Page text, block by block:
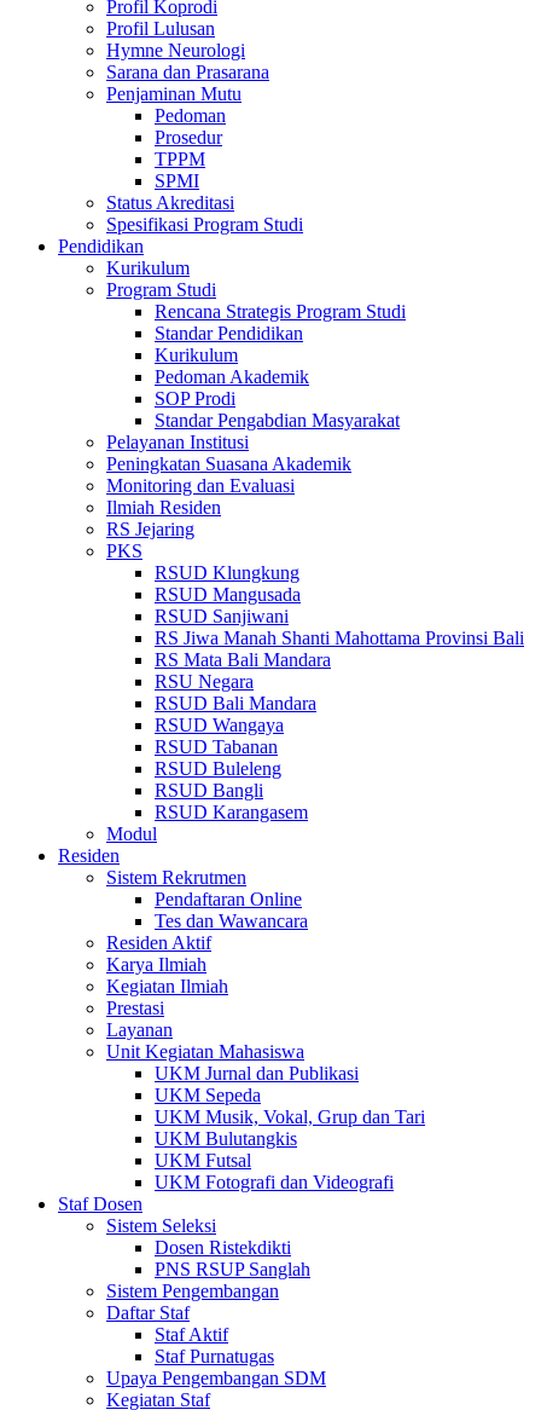
Profil Koprodi
Profil Lulusan
Hymne Neurologi
Sarana dan Prasarana
Penjaminan Mutu
Pedoman
Prosedur
TPPM
SPMI
Status Akreditasi
Spesifikasi Program Studi
Pendidikan
Kurikulum
Program Studi
Rencana Strategis Program Studi
Standar Pendidikan
Kurikulum
Pedoman Akademik
SOP Prodi
Standar Pengabdian Masyarakat
Pelayanan Institusi
Peningkatan Suasana Akademik
Monitoring dan Evaluasi
Ilmiah Residen
RS Jejaring
PKS
RSUD Klungkung
RSUD Mangusada
RSUD Sanjiwani
RS Jiwa Manah Shanti Mahottama Provinsi Bali
RS Mata Bali Mandara
RSU Negara
RSUD Bali Mandara
RSUD Wangaya
RSUD Tabanan
RSUD Buleleng
RSUD Bangli
RSUD Karangasem
Modul
Residen
Sistem Rekrutmen
Pendaftaran Online
Tes dan Wawancara
Residen Aktif
Karya Ilmiah
Kegiatan Ilmiah
Prestasi
Layanan
Unit Kegiatan Mahasiswa
UKM Jurnal dan Publikasi
UKM Sepeda
UKM Musik, Vokal, Grup dan Tari
UKM Bulutangkis
UKM Futsal
UKM Fotografi dan Videografi
Staf Dosen
Sistem Seleksi
Dosen Ristekdikti
PNS RSUP Sanglah
Sistem Pengembangan
Daftar Staf
Staf Aktif
Staf Purnatugas
Upaya Pengembangan SDM
Kegiatan Staf